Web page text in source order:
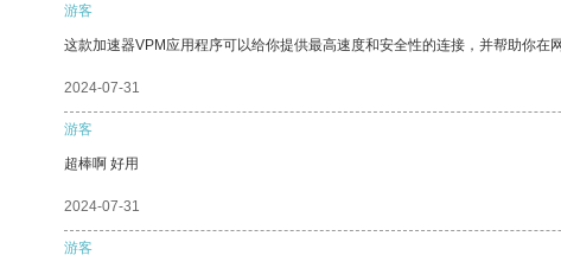
游客
这款加速器VPM应用程序可以给你提供最高速度和安全性的连接，并帮助你在
2024-07-31
游客
超棒啊 好用
2024-07-31
游客